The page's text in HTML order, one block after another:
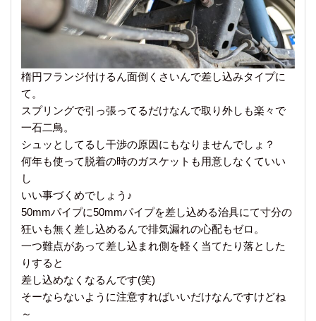
楕円フランジ付けるん面倒くさいんで差し込みタイプに
て。
スプリングで引っ張ってるだけなんで取り外しも楽々で
一石二鳥。
シュッとしてるし干渉の原因にもなりませんでしょ？
何年も使って脱着の時のガスケットも用意しなくていい
し
いい事づくめでしょう♪
50mmパイプに50mmパイプを差し込める治具にて寸分の
狂いも無く差し込めるんで排気漏れの心配もゼロ。
一つ難点があって差し込まれ側を軽く当てたり落とした
りすると
差し込めなくなるんです(笑)
そーならないように注意すればいいだけなんですけどね
～